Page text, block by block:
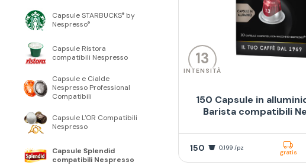
Capsule STARBUCKS® by
Nespresso®
Capsule Ristora
compatibili Nespresso
Capsule e Cialde
Nespresso Professional
Compatibili
Capsule L'OR Compatibili
Nespresso
Capsule Splendid
compatibili Nespresso
13
INTENSITÀ
150 Capsule in
Barista compatibili
150 0,199 /pz
gratis